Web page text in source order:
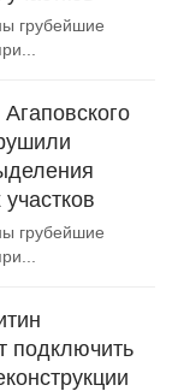
грубейшие
грубейшие
подключить